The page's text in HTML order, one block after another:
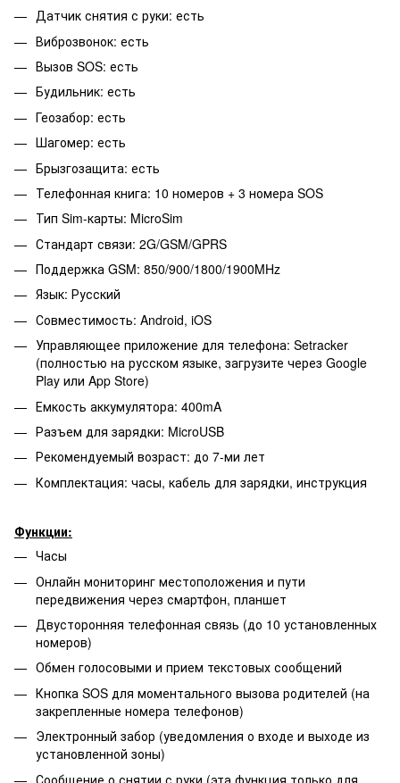
Датчик снятия с руки: есть
Виброзвонок: есть
Вызов SOS: есть
Будильник: есть
Геозабор: есть
Шагомер: есть
Брызгозащита: есть
Телефонная книга: 10 номеров + 3 номера SOS
Тип Sim-карты: MicroSim
Стандарт связи: 2G/GSM/GPRS
Поддержка GSM: 850/900/1800/1900MHz
Язык: Русский
Совместимость: Android, iOS
Управляющее приложение для телефона: Setracker
(полностью на русском языке, загрузите через Google
Play или App Store)
Емкость аккумулятора: 400mA
Разъем для зарядки: MicroUSB
Рекомендуемый возраст: до 7-ми лет
Комплектация: часы, кабель для зарядки, инструкция
Функции:
Часы
Онлайн мониторинг местоположения и пути
передвижения через смартфон, планшет
Двусторонняя телефонная связь (до 10 установленных
номеров)
Обмен голосовыми и прием текстовых сообщений
Кнопка SOS для моментального вызова родителей (на
закрепленные номера телефонов)
Электронный забор (уведомления о входе и выходе из
установленной зоны)
Сообщение о снятии с руки (эта функция только для